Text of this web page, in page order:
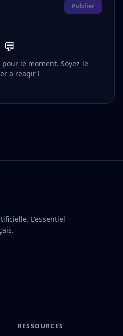
Publier
💬
le moment. Soyez le
a reagir !
L'essentiel
RESSOURCES